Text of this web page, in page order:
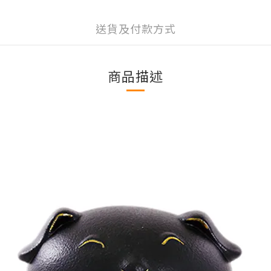
送貨及付款方式
商品描述